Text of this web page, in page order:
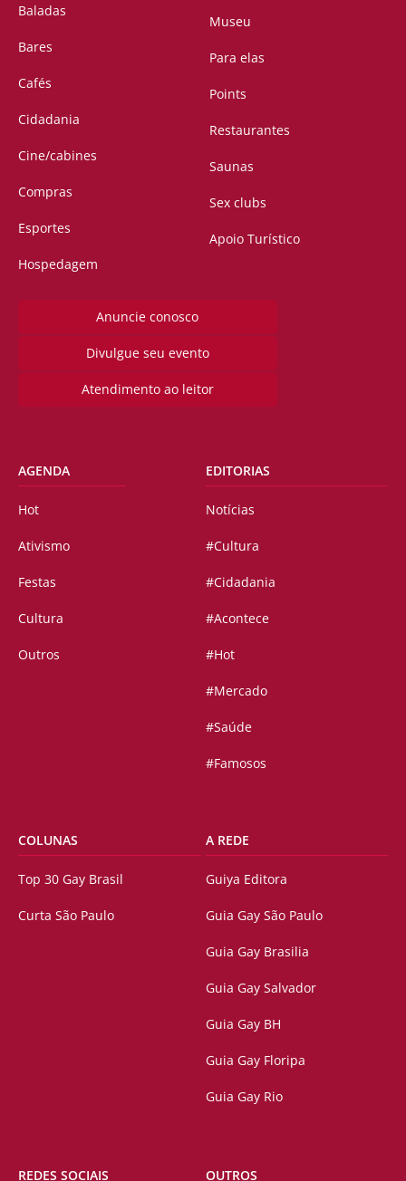
Baladas
Bares
Cafés
Cidadania
Cine/cabines
Compras
Esportes
Hospedagem
Museu
Para elas
Points
Restaurantes
Saunas
Sex clubs
Apoio Turístico
Anuncie conosco
Divulgue seu evento
Atendimento ao leitor
AGENDA
Hot
Ativismo
Festas
Cultura
Outros
EDITORIAS
Notícias
#Cultura
#Cidadania
#Acontece
#Hot
#Mercado
#Saúde
#Famosos
COLUNAS
Top 30 Gay Brasil
Curta São Paulo
A REDE
Guiya Editora
Guia Gay São Paulo
Guia Gay Brasilia
Guia Gay Salvador
Guia Gay BH
Guia Gay Floripa
Guia Gay Rio
REDES SOCIAIS OUTROS